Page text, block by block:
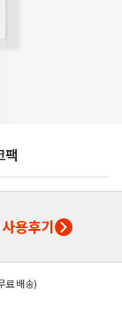
팩
용후기
료 배송)